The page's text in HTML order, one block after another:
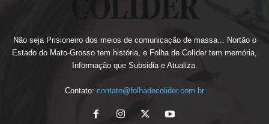
Não seja Prisioneiro dos meios de comunicação de massa... Nortão o
Estado do Mato-Grosso tem história, e Folha de Colíder tem memória,
Informação que Subsidia e Atualiza.
Contato: contato@folhadecolider.com.br